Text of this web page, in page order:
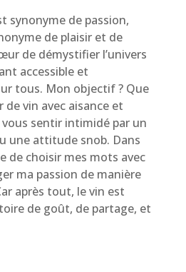
synonyme de passion,
de plaisir et de
de démystifier l’univers
accessible et
tous. Mon objectif ? Que
de vin avec aisance et
sentir intimidé par un
une attitude snob. Dans
de choisir mes mots avec
ma passion de manière
après tout, le vin est
de goût, de partage, et